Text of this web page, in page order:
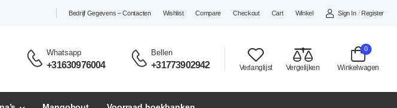
Bedrijf Gegevens – Contacten Wishlist Compare Checkout Cart Winkel Sign In / Register
Whatsapp
+31630976004
Bellen
+31773902942 Verlanglijst Vergelijken Winkelwagen
0